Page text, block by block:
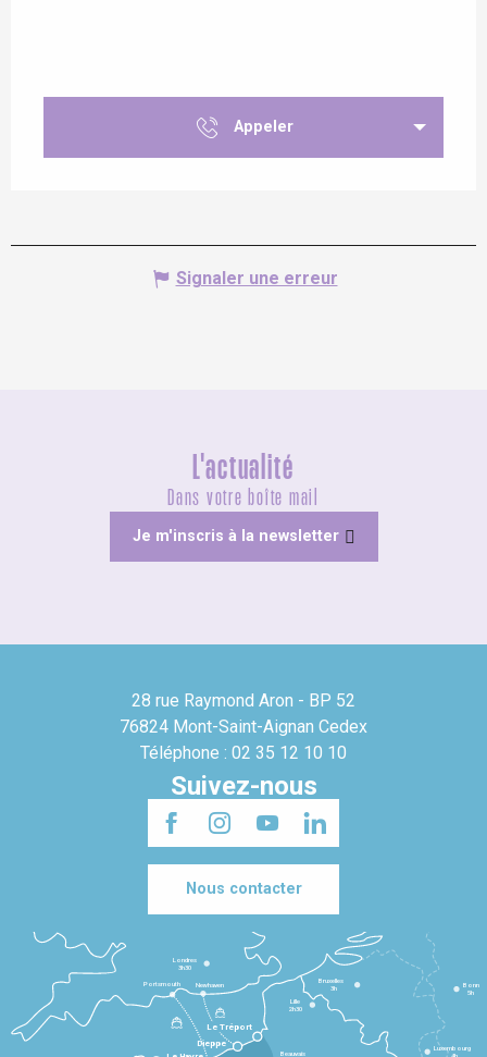
Appeler
Signaler une erreur
L'actualité
Dans votre boîte mail
Je m'inscris à la newsletter
28 rue Raymond Aron - BP 52
76824 Mont-Saint-Aignan Cedex
Téléphone : 02 35 12 10 10
Suivez-nous
Nous contacter
Dieppe
Le Tréport
Beauvais
Lille
2h30
Bruxelles
3h
Londres
3h30
Newhaven
Portsmouth
Bonn
5h
Luxembourg
4h